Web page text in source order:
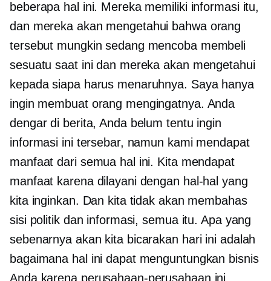
beberapa hal ini. Mereka memiliki informasi itu,
dan mereka akan mengetahui bahwa orang
tersebut mungkin sedang mencoba membeli
sesuatu saat ini dan mereka akan mengetahui
kepada siapa harus menaruhnya. Saya hanya
ingin membuat orang mengingatnya. Anda
dengar di berita, Anda belum tentu ingin
informasi ini tersebar, namun kami mendapat
manfaat dari semua hal ini. Kita mendapat
manfaat karena dilayani dengan hal-hal yang
kita inginkan. Dan kita tidak akan membahas
sisi politik dan informasi, semua itu. Apa yang
sebenarnya akan kita bicarakan hari ini adalah
bagaimana hal ini dapat menguntungkan bisnis
Anda karena perusahaan-perusahaan ini